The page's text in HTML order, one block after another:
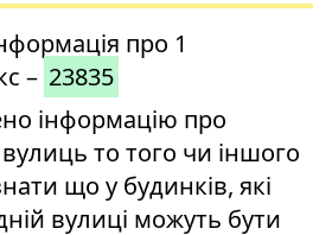
про 1
– 23835
інформацію про
то того чи іншого
що у будинків, які
вулиці можуть бути